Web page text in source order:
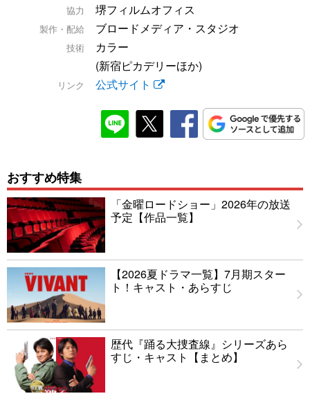
協力 堺フィルムオフィス
製作・配給 ブロードメディア・スタジオ
技術
カラー
(新宿ピカデリーほか)
リンク 公式サイト
おすすめ特集
「金曜ロードショー」2026年の放送
予定【作品一覧】
【2026夏ドラマ一覧】7月期スター
ト！キャスト・あらすじ
歴代『踊る大捜査線』シリーズあら
すじ・キャスト【まとめ】